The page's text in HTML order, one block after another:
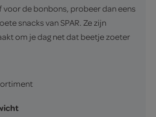
voor de bonbons, probeer dan eens
snacks van SPAR. Ze zijn
om je dag net dat beetje zoeter